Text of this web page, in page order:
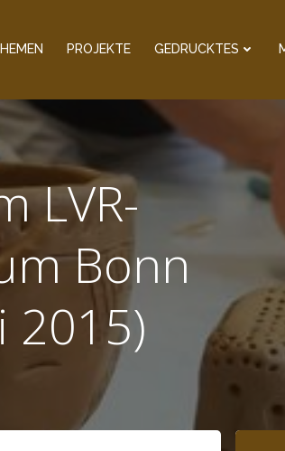
PROJEKTE GEDRUCKTES
LVR-
Bonn
2015)
Suchen